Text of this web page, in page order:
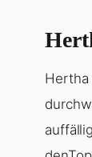
Hertha